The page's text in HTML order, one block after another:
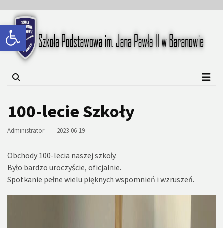
Open toolbar
content
content
Szkoła Podstawowa im.
Jana Pawła II w Baranowie
100-lecie Szkoły
Administrator 2023-06-19
Obchody 100-lecia naszej szkoły.
Było bardzo uroczyście, oficjalnie.
Spotkanie pełne wielu pięknych wspomnień i wzruszeń.